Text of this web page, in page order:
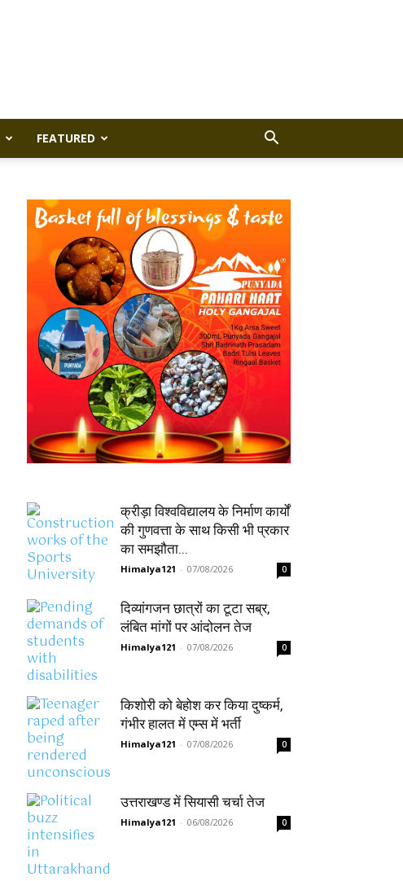
FEATURED
क्रीड़ा विश्वविद्यालय के निर्माण कार्यों
की गुणवत्ता के साथ किसी भी प्रकार
का समझौता...
Himalya121 - 07/08/2026 0
दिव्यांगजन छात्रों का टूटा सब्र,
लंबित मांगों पर आंदोलन तेज
Himalya121 - 07/08/2026 0
किशोरी को बेहोश कर किया दुष्कर्म,
गंभीर हालत में एम्स में भर्ती
Himalya121 - 07/08/2026 0
उत्तराखण्ड में सियासी चर्चा तेज
Himalya121 - 06/08/2026 0